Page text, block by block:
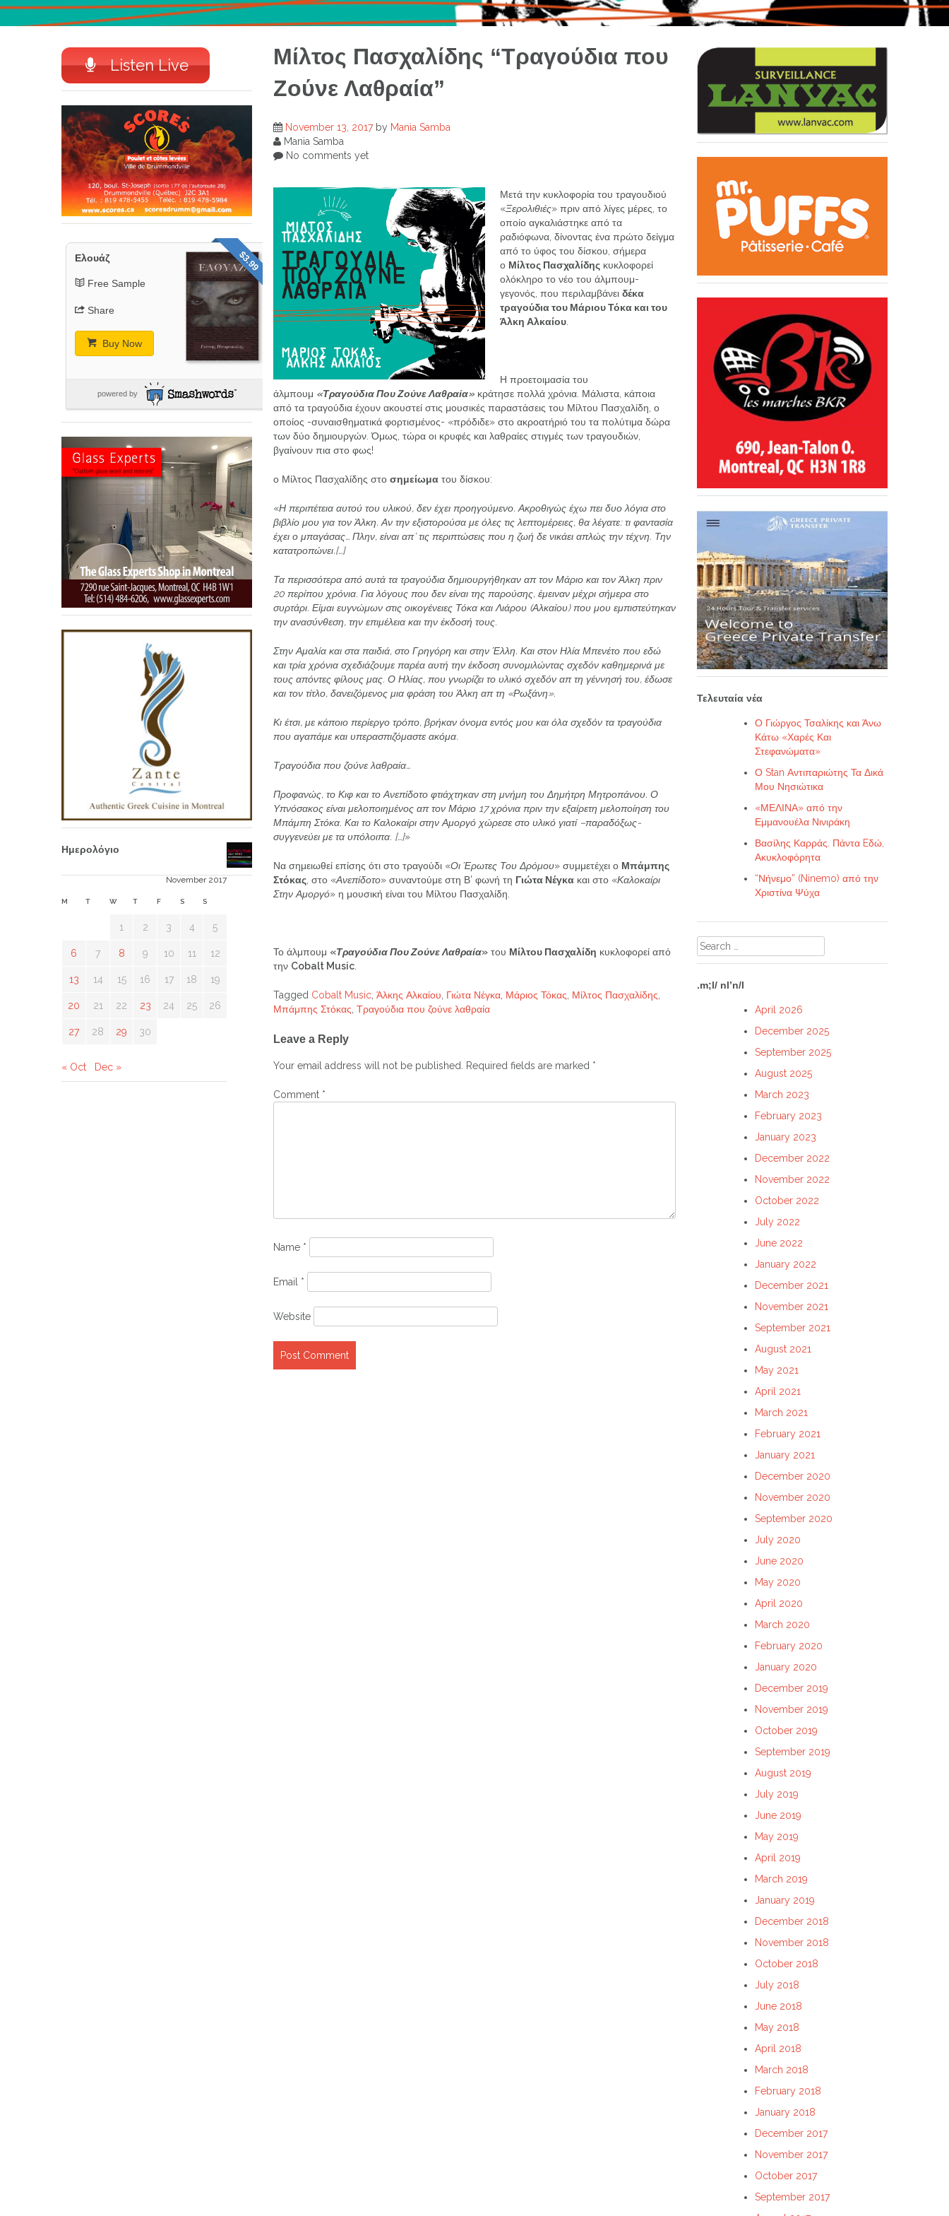
Listen Live
$3.99
Ελουάζ
Free Sample
Share
Buy Now
powered by
Ημερολόγιο
November 2017
M T W T F S S
1 2 3 4 5
6 7 8 9 10 11 12
13 14 15 16 17 18 19
20 21 22 23 24 25 26
27 28 29 30
« Oct Dec »
Μίλτος Πασχαλίδης “Τραγούδια που
Ζούνε Λαθραία”
November 13, 2017by Mania Samba
Mania Samba
No comments yet
Μετά την κυκλοφορία του τραγουδιού
«Ξερολιθιές» πριν από λίγες μέρες, το
οποίο αγκαλιάστηκε από τα
ραδιόφωνα, δίνοντας ένα πρώτο δείγμα
από το ύφος του δίσκου, σήμερα
ο Μίλτος Πασχαλίδης κυκλοφορεί
ολόκληρο το νέο του άλμπουμ-
γεγονός, που περιλαμβάνει δέκα
τραγούδια του Μάριου Τόκα και του
Άλκη Αλκαίου
Η προετοιμασία του
άλμπουμ «Τραγούδια Που Ζούνε Λαθραία» κράτησε πολλά χρόνια. Μάλιστα, κάποια
από τα τραγούδια έχουν ακουστεί στις μουσικές παραστάσεις του Μίλτου Πασχαλίδη, ο
οποίος -συναισθηματικά φορτισμένος- «πρόδιδε» στο ακροατήριό του τα πολύτιμα δώρα
των δύο δημιουργών. Όμως, τώρα οι κρυφές και λαθραίες στιγμές των τραγουδιών,
βγαίνουν πια στο φως!
ο Μίλτος Πασχαλίδης στο σημείωμα του δίσκου:
«Η περιπέτεια αυτού του υλικού, δεν έχει προηγούμενο. Ακροθιγώς έχω πει δυο λόγια στο
βιβλίο μου για τον Άλκη. Αν την εξιστορούσα με όλες τις λεπτομέρειες, θα λέγατε: τι φαντασία
έχει ο μπαγάσας… Πλην, είναι απ’ τις περιπτώσεις που η ζωή δε νικάει απλώς την τέχνη. Την
κατατροπώνει.[…]
Τα περισσότερα από αυτά τα τραγούδια δημιουργήθηκαν απ τον Μάριο και τον Άλκη πριν
20 περίπου χρόνια. Για λόγους που δεν είναι της παρούσης, έμειναν μέχρι σήμερα στο
συρτάρι. Είμαι ευγνώμων στις οικογένειες Τόκα και Λιάρου (Αλκαίου) που μου εμπιστεύτηκαν
την ανασύνθεση, την επιμέλεια και την έκδοσή τους.
Στην Αμαλία και στα παιδιά, στο Γρηγόρη και στην Έλλη. Και στον Ηλία Μπενέτο που εδώ
και τρία χρόνια σχεδιάζουμε παρέα αυτή την έκδοση συνομιλώντας σχεδόν καθημερινά με
τους απόντες φίλους μας. Ο Ηλίας, που γνωρίζει το υλικό σχεδόν απ τη γέννησή του, έδωσε
και τον τίτλο, δανειζόμενος μια φράση του Άλκη απ τη «Ρωξάνη».
Κι έτσι, με κάποιο περίεργο τρόπο, βρήκαν όνομα εντός μου και όλα σχεδόν τα τραγούδια
που αγαπάμε και υπερασπιζόμαστε ακόμα.
Τραγούδια που ζούνε λαθραία…
Προφανώς, το Κιφ και το Ανεπίδοτο φτιάχτηκαν στη μνήμη του Δημήτρη Μητροπάνου. Ο
Υπνόσακος είναι μελοποιημένος απ τον Μάριο 17 χρόνια πριν την εξαίρετη μελοποίηση του
Μπάμπη Στόκα. Και το Καλοκαίρι στην Αμοργό χώρεσε στο υλικό γιατί –παραδόξως-
συγγενεύει με τα υπόλοιπα. […]»
Να σημειωθεί επίσης ότι στο τραγούδι «Οι Έρωτες Του Δρόμου» συμμετέχει ο Μπάμπης
Στόκας , στο «Ανεπίδοτο» συναντούμε στη Β’ φωνή τη Γιώτα Νέγκα και στο «Καλοκαίρι
Στην Αμοργό» η μουσική είναι του Μίλτου Πασχαλίδη.
Το άλμπουμ «Τραγούδια Που Ζούνε Λαθραία» του Μίλτου Πασχαλίδη κυκλοφορεί από
την Cobalt Music
Tagged Cobalt Music Άλκης Αλκαίου Γιώτα Νέγκα Μάριος Τόκας Μίλτος Πασχαλίδης
Μπάμπης Στόκας Τραγούδια που ζούνε λαθραία
navigation
Leave a Reply
Your email address will not be published. Required fields are marked *
Comment *
Name *
Email *
Website
Τελευταία νέα
Ο Γιώργος Τσαλίκης και Άνω
Κάτω «Χαρές Και
Στεφανώματα»
Ο Stan Αντιπαριώτης Τα Δικά
Μου Νησιώτικα
«ΜΕΛΙΝΑ» από την
Εμμανουέλα Νινιράκη
Βασίλης Καρράς. Πάντα Eδώ,
Ακυκλοφόρητα
“Νήνεμο” (Ninemo) από την
Χριστίνα Ψύχα
Search
for:
.m;l/ nl’n/l
April 2026
December 2025
September 2025
August 2025
March 2023
February 2023
January 2023
December 2022
November 2022
October 2022
July 2022
June 2022
January 2022
December 2021
November 2021
September 2021
August 2021
May 2021
April 2021
March 2021
February 2021
January 2021
December 2020
November 2020
September 2020
July 2020
June 2020
May 2020
April 2020
March 2020
February 2020
January 2020
December 2019
November 2019
October 2019
September 2019
August 2019
July 2019
June 2019
May 2019
April 2019
March 2019
January 2019
December 2018
November 2018
October 2018
July 2018
June 2018
May 2018
April 2018
March 2018
February 2018
January 2018
December 2017
November 2017
October 2017
September 2017